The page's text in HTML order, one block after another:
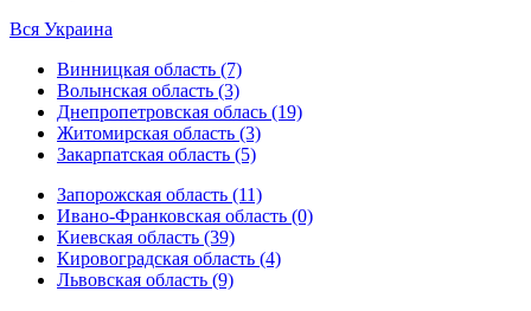
Вся Украина
Винницкая область (7)
Волынская область (3)
Днепропетровская облась (19)
Житомирская область (3)
Закарпатская область (5)
Запорожская область (11)
Ивано-Франковская область (0)
Киевская область (39)
Кировоградская область (4)
Львовская область (9)